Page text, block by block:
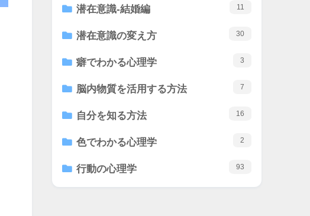
潜在意識-結婚編 11
潜在意識の変え方 30
癖でわかる心理学 3
脳内物質を活用する方法 7
自分を知る方法 16
色でわかる心理学 2
行動の心理学 93